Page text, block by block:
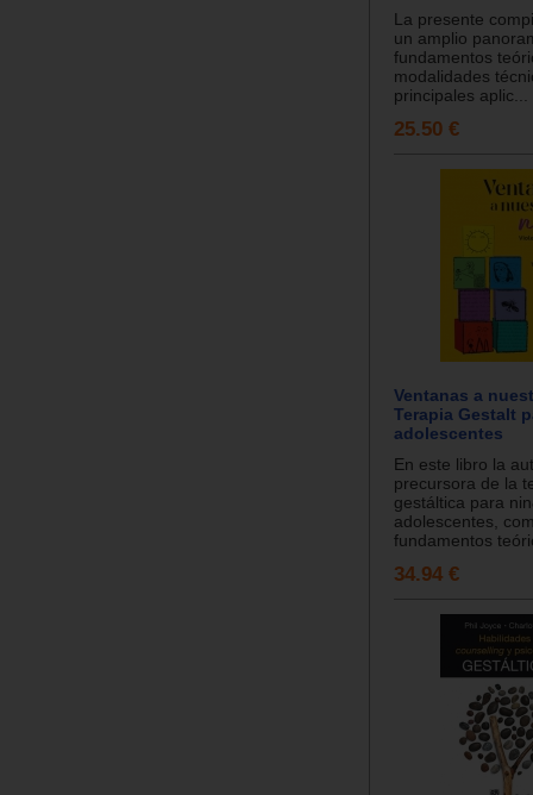
La presente
un amplio
fundamentos
modalidades
principales aplic...
25.50 €
Ventanas a
Terapia Gestalt
adolescentes
En este libro la
precursora de la
gestáltica para
adolescentes,
fundamentos
34.94 €